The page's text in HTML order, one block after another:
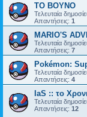
ΤΟ ΒΟΥΝΟ
Τελευταία
Απαντήσεις: 1
MARIO'S
Τελευταία
Απαντήσεις: 7
Pokémon:
Τελευταία
Απαντήσεις: 4
IaS :: το
Τελευταία
Απαντήσεις: 12